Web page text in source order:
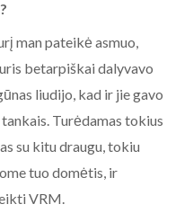
man pateikė asmuo,
betarpiškai dalyvavo
liudijo, kad ir jie gavo
Turėdamas tokius
su kitu draugu, tokiu
tuo domėtis, ir
VRM.